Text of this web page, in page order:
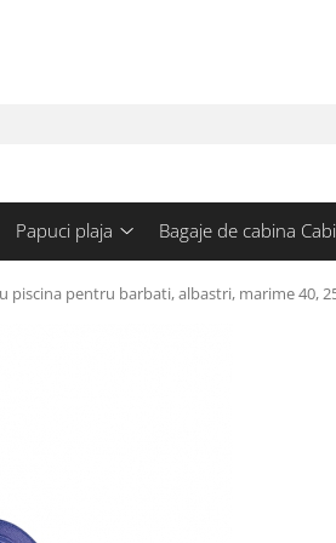
Papuci plaja Bagaje de cabina
piscina pentru barbati, albastri, marime 40,